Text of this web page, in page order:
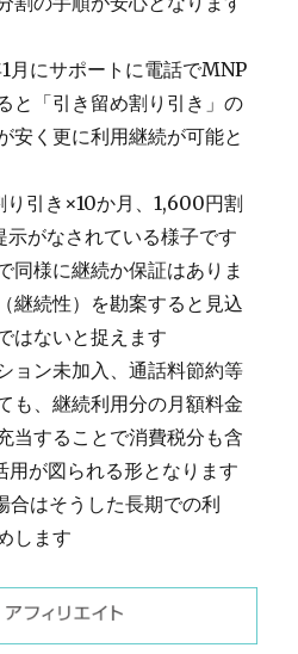
にサポートに電話でMNP
と「引き留め割り引き」の
安く更に利用継続が可能と
引き×10か月、1,600円割
示がなされている様子です
同様に継続か保証はありま
継続性）を勘案すると見込
はないと捉えます
ョン未加入、通話料節約等
も、継続利用分の月額料金
当することで消費税分も含
用が図られる形となります
合はそうした長期での利
します